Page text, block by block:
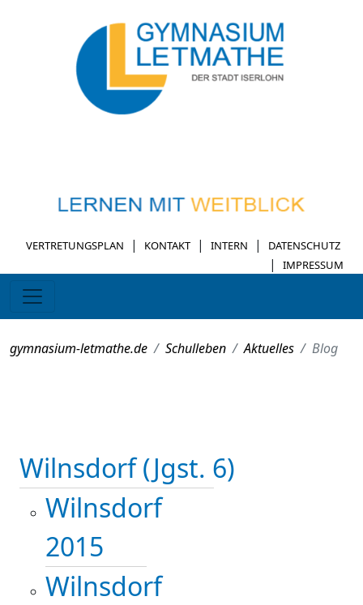
VERTRETUNGSPLAN | KONTAKT | INTERN | DATENSCHUTZ
| IMPRESSUM
gymnasium-letmathe.de Schulleben Aktuelles Blog
Wilnsdorf (Jgst. 6)
Wilnsdorf
2015
Wilnsdorf